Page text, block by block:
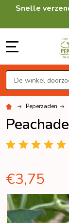
Snelle
Zoeken
Peperzaden
€3,75